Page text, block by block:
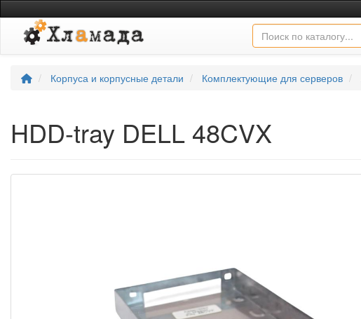
Корпуса и корпусные детали Комплектующие для серверов
HDD-tray DELL 48CVX